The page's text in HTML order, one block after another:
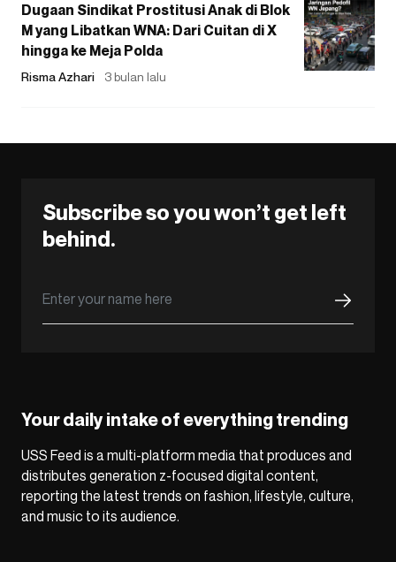
Dugaan Sindikat Prostitusi Anak di Blok
M yang Libatkan WNA: Dari Cuitan di X
hingga ke Meja Polda
Risma Azhari 3 bulan lalu
Subscribe so you won’t get left
behind.
Your daily intake of everything trending
USS Feed is a multi-platform media that produces and
distributes generation z-focused digital content,
reporting the latest trends on fashion, lifestyle, culture,
and music to its audience.